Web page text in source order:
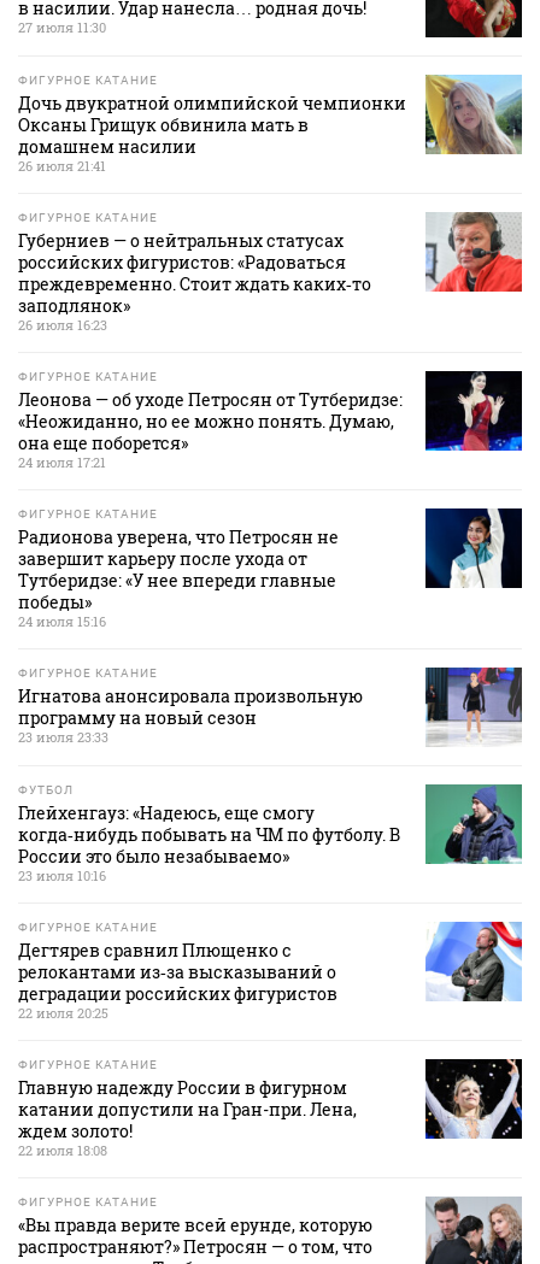
в насилии. Удар нанесла… родная дочь!
27 июля 11:30
ФИГУРНОЕ КАТАНИЕ
Дочь двукратной олимпийской чемпионки
Оксаны Грищук обвинила мать в
домашнем насилии
26 июля 21:41
ФИГУРНОЕ КАТАНИЕ
Губерниев — о нейтральных статусах
российских фигуристов: «Радоваться
преждевременно. Стоит ждать каких‑то
заподлянок»
26 июля 16:23
ФИГУРНОЕ КАТАНИЕ
Леонова — об уходе Петросян от Тутберидзе:
«Неожиданно, но ее можно понять. Думаю,
она еще поборется»
24 июля 17:21
ФИГУРНОЕ КАТАНИЕ
Радионова уверена, что Петросян не
завершит карьеру после ухода от
Тутберидзе: «У нее впереди главные
победы»
24 июля 15:16
ФИГУРНОЕ КАТАНИЕ
Игнатова анонсировала произвольную
программу на новый сезон
23 июля 23:33
ФУТБОЛ
Глейхенгауз: «Надеюсь, еще смогу
когда‑нибудь побывать на ЧМ по футболу. В
России это было незабываемо»
23 июля 10:16
ФИГУРНОЕ КАТАНИЕ
Дегтярев сравнил Плющенко с
релокантами из‑за высказываний о
деградации российских фигуристов
22 июля 20:25
ФИГУРНОЕ КАТАНИЕ
Главную надежду России в фигурном
катании допустили на Гран-при. Лена,
ждем золото!
22 июля 18:08
ФИГУРНОЕ КАТАНИЕ
«Вы правда верите всей ерунде, которую
распространяют?» Петросян — о том, что